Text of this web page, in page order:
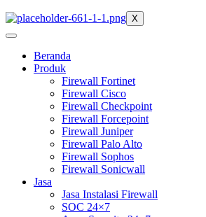
X
Beranda
Produk
Firewall Fortinet
Firewall Cisco
Firewall Checkpoint
Firewall Forcepoint
Firewall Juniper
Firewall Palo Alto
Firewall Sophos
Firewall Sonicwall
Jasa
Jasa Instalasi Firewall
SOC 24×7